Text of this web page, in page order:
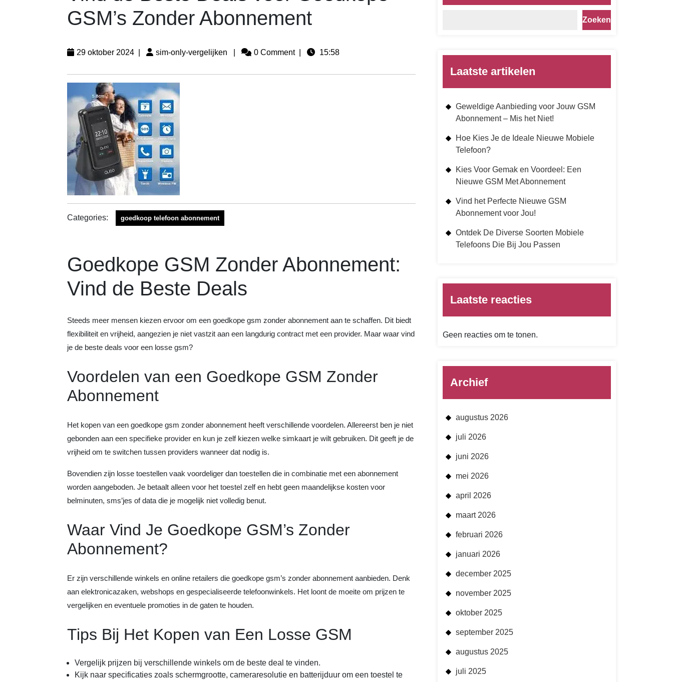
GSM’s Zonder Abonnement
29 oktober 2024 sim-only-vergelijken 0 Comment 15:58
Categories: goedkoop telefoon abonnement
Goedkope GSM Zonder Abonnement:
Vind de Beste Deals
Steeds meer mensen kiezen ervoor om een goedkope gsm zonder abonnement aan te schaffen. Dit biedt
flexibiliteit en vrijheid, aangezien je niet vastzit aan een langdurig contract met een provider. Maar waar vind
je de beste deals voor een losse gsm?
Voordelen van een Goedkope GSM Zonder
Abonnement
Het kopen van een goedkope gsm zonder abonnement heeft verschillende voordelen. Allereerst ben je niet
gebonden aan een specifieke provider en kun je zelf kiezen welke simkaart je wilt gebruiken. Dit geeft je de
vrijheid om te switchen tussen providers wanneer dat nodig is.
Bovendien zijn losse toestellen vaak voordeliger dan toestellen die in combinatie met een abonnement
worden aangeboden. Je betaalt alleen voor het toestel zelf en hebt geen maandelijkse kosten voor
belminuten, sms’jes of data die je mogelijk niet volledig benut.
Waar Vind Je Goedkope GSM’s Zonder
Abonnement?
Er zijn verschillende winkels en online retailers die goedkope gsm’s zonder abonnement aanbieden. Denk
aan elektronicazaken, webshops en gespecialiseerde telefoonwinkels. Het loont de moeite om prijzen te
vergelijken en eventuele promoties in de gaten te houden.
Tips Bij Het Kopen van Een Losse GSM
Vergelijk prijzen bij verschillende winkels om de beste deal te vinden.
Kijk naar specificaties zoals schermgrootte, cameraresolutie en batterijduur om een toestel te
Zoeken
Laatste artikelen
Geweldige Aanbieding voor Jouw GSM
Abonnement – Mis het Niet!
Hoe Kies Je de Ideale Nieuwe Mobiele
Telefoon?
Kies Voor Gemak en Voordeel: Een
Nieuwe GSM Met Abonnement
Vind het Perfecte Nieuwe GSM
Abonnement voor Jou!
Ontdek De Diverse Soorten Mobiele
Telefoons Die Bij Jou Passen
Laatste reacties
Geen reacties om te tonen.
Archief
augustus 2026
juli 2026
juni 2026
mei 2026
april 2026
maart 2026
februari 2026
januari 2026
december 2025
november 2025
oktober 2025
september 2025
augustus 2025
juli 2025